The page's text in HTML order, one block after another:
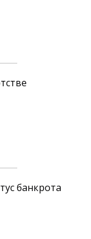
банкрота